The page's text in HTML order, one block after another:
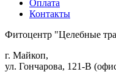
Оплата
Контакты
Фитоцентр "Целебные
г. Майкоп,
ул. Гончарова, 121-В